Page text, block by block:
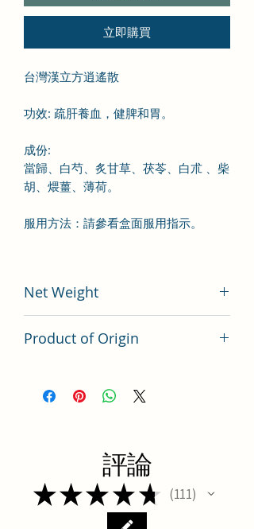
立即購買
台灣漢立方逍遙散
功效: 疏肝養血 ，健脾和胃。
成份:
當歸 、白芍、炙甘草、茯苓、白朮 、柴
胡、煨薑、薄荷。
服用方法 ： 請參看盒面服用指示。
Net Weight
Product of Origin
評論
★★★★★ 111
111